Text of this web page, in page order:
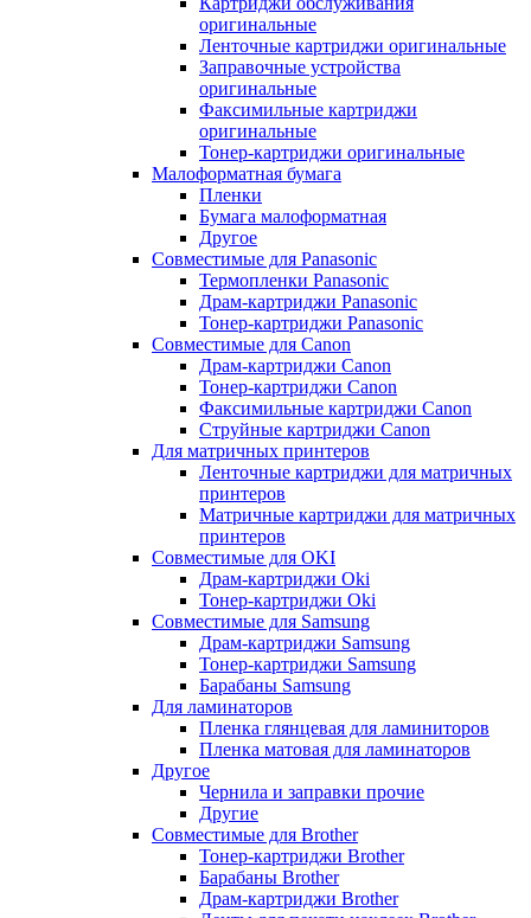
оригинальные
Ленточные картриджи оригинальные
Заправочные устройства
оригинальные
Факсимильные картриджи
оригинальные
Тонер-картриджи оригинальные
Малоформатная бумага
Пленки
Бумага малоформатная
Другое
Совместимые для Panasonic
Термопленки Panasonic
Драм-картриджи Panasonic
Тонер-картриджи Panasonic
Совместимые для Canon
Драм-картриджи Canon
Тонер-картриджи Canon
Факсимильные картриджи Canon
Струйные картриджи Canon
Для матричных принтеров
Ленточные картриджи для матричных
принтеров
Матричные картриджи для матричных
принтеров
Совместимые для OKI
Драм-картриджи Oki
Тонер-картриджи Oki
Совместимые для Samsung
Драм-картриджи Samsung
Тонер-картриджи Samsung
Барабаны Samsung
Для ламинаторов
Пленка глянцевая для ламиниторов
Пленка матовая для ламинаторов
Другое
Чернила и заправки прочие
Другие
Совместимые для Brother
Тонер-картриджи Brother
Барабаны Brother
Драм-картриджи Brother